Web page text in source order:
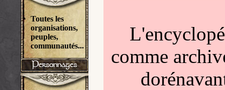
Toutes les
organisations,
peuples,
communautés...
comme